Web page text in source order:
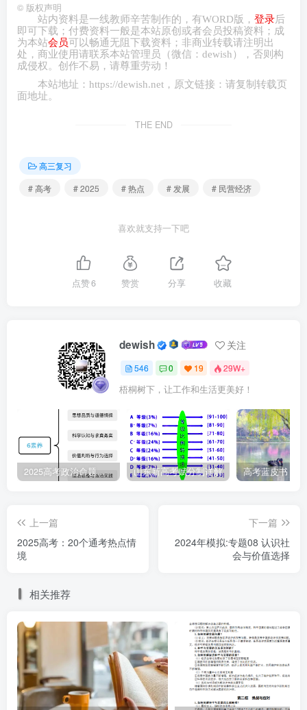
二是保障公平竞争。强调市场准入负面清单以外领域包
括民营经济组织在内的各类经济组织依法平等进入，落实公
平竞争审查制度，规范招标投标、政府采购等行为，促进民
营经济组织公平参与市场竞争、平等使用生产要素。
三是改善投融资环境。支持民营经济组织参与国家重大
民营经济投融资环境，降低制度性交易成本。
力中积极发挥作用，鼓励民营经济组织参与国家科技攻关，
障民营经济组织依法参与标准制定和公共数据资源的开发利
用，加强对其知识产权的保护。
治引领作用，保护劳动者合法权益，民营经济组织完善治理
结构和管理制度，完善从源头防范和治理腐败体制机制，履
行社会责任等作出规定。
六是优化服务保障。 建立畅通有效政企沟通机制，落实
制定与经营主体生产经营活动密切相关的法律法规和政策措
施听取意见制度，强化行政执法监督，防止多头执法，健全
失信惩戒和信用修复制度。
押、冻结等强制措施，并要求依照法定权限、条件和程序进
行。禁止利用行政、刑事手段违法干预经济纠纷。规范异地
针对性细化支付账款规定，设置账款拖欠协商调解处置程序
八是强化法律责任。 针对不同违法主体和情形规定了相
应法律责任，强化刚性约束。
2025年2月17日上午中央在北京举行民营企业座谈会。
© 版权声明
站内资料是一线教师辛苦制作的，有WORD版， 登录后
即可下载；付费资料一般是本站原创或者会员投稿资料；成
为本站会员可以畅通无阻下载资料；非商业转载请注明出
处，商业使用请联系本站管理员（微信： dewish ），否则构
成侵权。创作不易，请尊重劳动！
本站地址： https://dewish.net ，原文链接：请复制转载页
面地址。
THE END
高三复习
# 高考
# 2025 # 热点 # 发展 # 民营经济
喜欢就支持一下吧
点赞6 赞赏 分享 收藏
dewish 关注
546 0 19 29W+
梧桐树下，让工作和生活更美好！
2025高考政治命题纲要解读 山东新高考赋分制详解
上一篇
2025高考：20个通考热点情
境
下一篇
2024年模拟:专题08 认识社
会与价值选择
相关推荐